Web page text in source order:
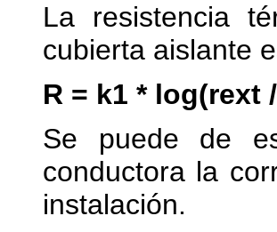
La resistencia
cubierta aislante
R = k1 * log(rext
Se puede de
conductora la
instalación.